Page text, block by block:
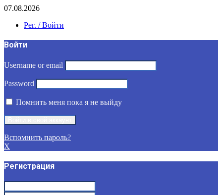
07.08.2026
Рег. / Войти
Войти
Username or email
Password
Помнить меня пока я не выйду
Вспомнить пароль?
X
Регистрация